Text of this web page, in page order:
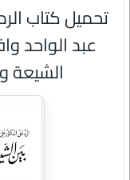
تحميل كتاب
عبد الواحد
الشيعة